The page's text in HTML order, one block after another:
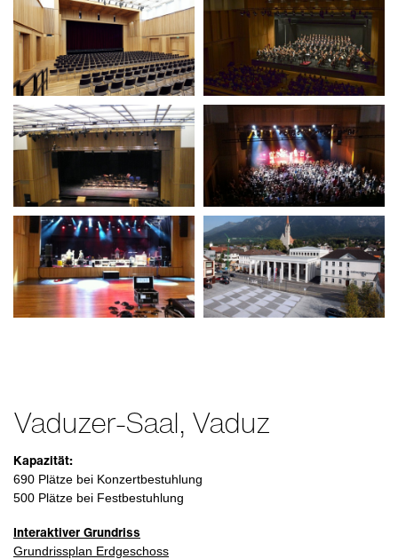
Vaduzer-Saal, Vaduz
Kapazität:
690 Plätze bei Konzertbestuhlung
500 Plätze bei Festbestuhlung
Interaktiver Grundriss
Grundrissplan Erdgeschoss